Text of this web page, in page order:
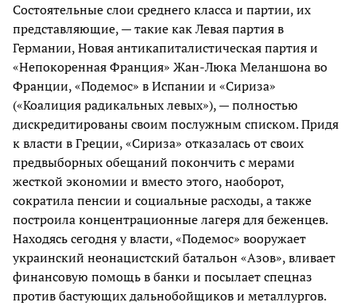
Состоятельные слои среднего класса и партии, их
представляющие, — такие как Левая партия в
Германии, Новая антикапиталистическая партия и
«Непокоренная Франция» Жан-Люка Меланшона во
Франции, «Подемос» в Испании и «Сириза»
(«Коалиция радикальных левых»), — полностью
дискредитированы своим послужным списком. Придя
к власти в Греции, «Сириза» отказалась от своих
предвыборных обещаний покончить с мерами
жесткой экономии и вместо этого, наоборот,
сократила пенсии и социальные расходы, а также
построила концентрационные лагеря для беженцев.
Находясь сегодня у власти, «Подемос» вооружает
украинский неонацистский батальон «Азов», вливает
финансовую помощь в банки и посылает спецназ
против бастующих дальнобойщиков и металлургов.